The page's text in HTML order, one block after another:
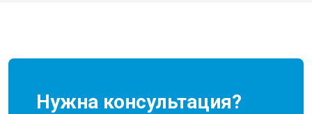
Нужна консультация?